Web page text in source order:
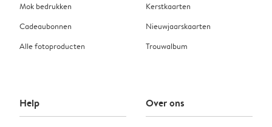
Mok bedrukken
Cadeaubonnen
Alle fotoproducten
Kerstkaarten
Nieuwjaarskaarten
Trouwalbum
Help Over ons